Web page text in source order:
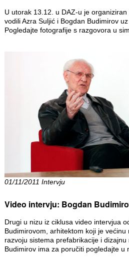
U utorak 13.12. u DAZ-u je
vodili Azra Suljić i Bogdan Budimirov
Pogledajte fotografije s razgovora u
01/11/2011 Intervju
Video intervju: Bogdan
Drugi u nizu iz ciklusa video intervjua
Budimirovom, arhitektom koji je
razvoju sistema prefabrikacije i
Budimirov ima za poručiti pogledajte u